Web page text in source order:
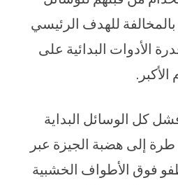
بالمخالفة للهدف الرئيسي
الأدوات البدائية على
كل الوسائل البداية
إلى هضبة الجيزة عبر
فوق الأطواف الخشبية